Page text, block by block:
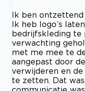
Ik ben
Ik heb logo’s
bedrijfskleding te
verwachting
met me mee te
aangepast door
verwijderen en
te zetten. Dat